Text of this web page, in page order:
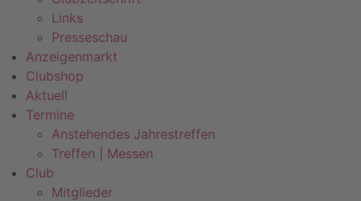
Links
Presseschau
Anzeigenmarkt
Clubshop
Aktuell
Termine
Anstehendes Jahrestreffen
Treffen | Messen
Club
Mitglieder